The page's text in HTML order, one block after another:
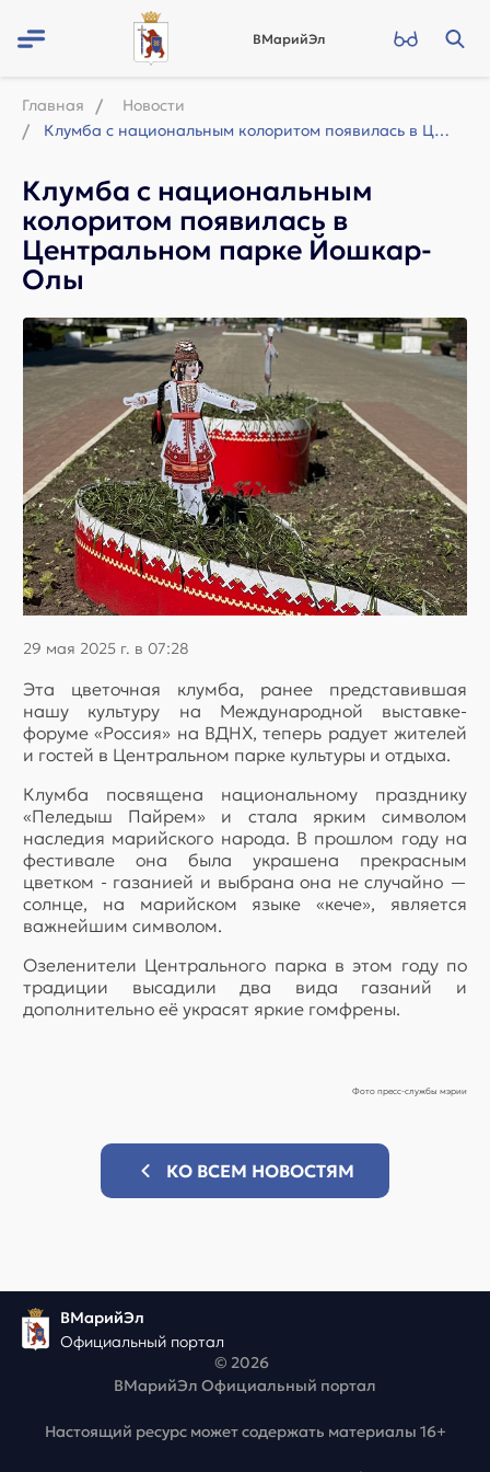
ВМарийЭл
Главная
Новости
Клумба с национальным колоритом появилась в Центральном парке Йошкар-Олы
Клумба с национальным
колоритом появилась в
Центральном парке Йошкар-
Олы
29 мая 2025 г. в 07:28
Эта цветочная клумба, ранее представившая
нашу культуру на Международной выставке-
форуме «Россия» на ВДНХ, теперь радует жителей
и гостей в Центральном парке культуры и отдыха.
Клумба посвящена национальному празднику
«Пеледыш Пайрем» и стала ярким символом
наследия марийского народа. В прошлом году на
фестивале она была украшена прекрасным
цветком - газанией и выбрана она не случайно —
солнце, на марийском языке «кече», является
важнейшим символом.
Озеленители Центрального парка в этом году по
традиции высадили два вида газаний и
дополнительно её украсят яркие гомфрены.
Фото пресс-службы мэрии
КО ВСЕМ НОВОСТЯМ
ВМарийЭл
Официальный портал
© 2026
ВМарийЭл Официальный портал
Настоящий ресурс может содержать материалы 16+